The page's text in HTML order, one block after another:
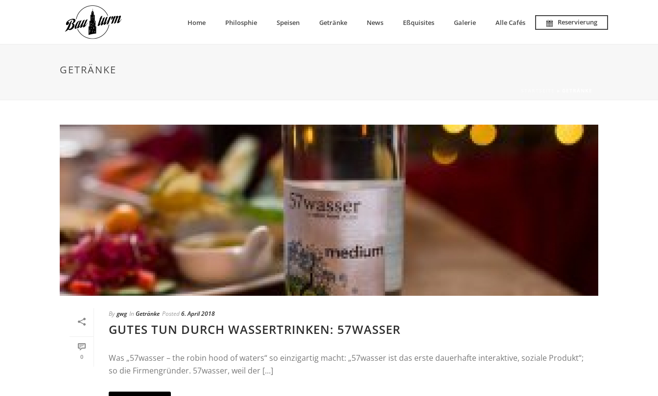
Home Philosphie Speisen Getränke News Eßquisites Galerie Alle Cafés Reservierung
GETRÄNKE
0
Bygwg In Getränke Posted6. April 2018
GUTES TUN DURCH WASSERTRINKEN: 57WASSER
Was „57wasser – the robin hood of waters“ so einzigartig macht: „57wasser ist das erste dauerhafte interaktive, soziale Produkt“;
so die Firmengründer. 57wasser, weil der [...]